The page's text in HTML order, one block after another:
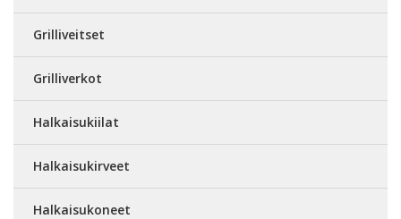
Grilliveitset
Grilliverkot
Halkaisukiilat
Halkaisukirveet
Halkaisukoneet